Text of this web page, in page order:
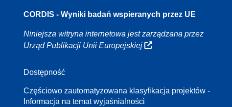
CORDIS - Wyniki badań wspieranych przez UE
Niniejsza witryna internetowa jest zarządzana przez
Urząd Publikacji Unii Europejskiej
Dostępność
Częściowo zautomatyzowana klasyfikacja projektów -
Informacja na temat wyjaśnialności